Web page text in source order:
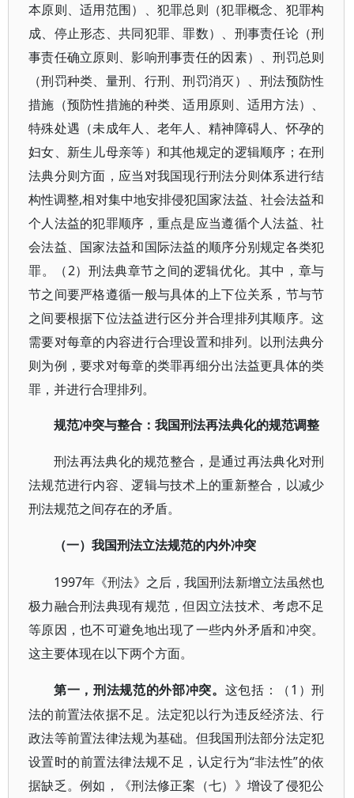
本原则、适用范围）、犯罪总则（犯罪概念、犯罪构
成、停止形态、共同犯罪、罪数）、刑事责任论（刑
事责任确立原则、影响刑事责任的因素）、刑罚总则
（刑罚种类、量刑、行刑、刑罚消灭）、刑法预防性
措施（预防性措施的种类、适用原则、适用方法）、
特殊处遇（未成年人、老年人、精神障碍人、怀孕的
妇女、新生儿母亲等）和其他规定的逻辑顺序；在刑
法典分则方面，应当对我国现行刑法分则体系进行结
构性调整,相对集中地安排侵犯国家法益、社会法益和
个人法益的犯罪顺序，重点是应当遵循个人法益、社
会法益、国家法益和国际法益的顺序分别规定各类犯
罪。（2）刑法典章节之间的逻辑优化。其中，章与
节之间要严格遵循一般与具体的上下位关系，节与节
之间要根据下位法益进行区分并合理排列其顺序。这
需要对每章的内容进行合理设置和排列。以刑法典分
则为例，要求对每章的类罪再细分出法益更具体的类
罪，并进行合理排列。
规范冲突与整合：我国刑法再法典化的规范调整
刑法再法典化的规范整合，是通过再法典化对刑
法规范进行内容、逻辑与技术上的重新整合，以减少
刑法规范之间存在的矛盾。
（一）我国刑法立法规范的内外冲突
1997年《刑法》之后，我国刑法新增立法虽然也
极力融合刑法典现有规范，但因立法技术、考虑不足
等原因，也不可避免地出现了一些内外矛盾和冲突。
这主要体现在以下两个方面。
第一，刑法规范的外部冲突。 这包括：（ 1）刑
法的前置法依据不足。法定犯以行为违反经济法、行
政法等前置法律法规为基础。但我国刑法部分法定犯
设置时的前置法律法规不足，认定行为“非法性”的依
据缺乏。例如，《刑法修正案（七）》增设了侵犯公